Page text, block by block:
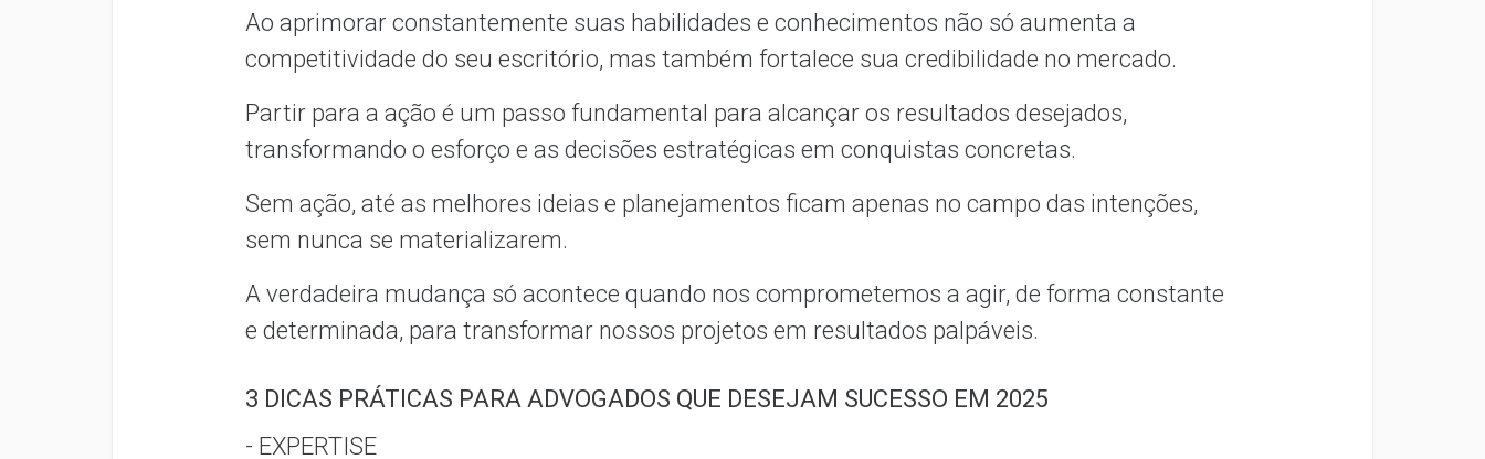
Ao aprimorar constantemente suas habilidades e conhecimentos não só aumenta a
competitividade do seu escritório, mas também fortalece sua credibilidade no mercado.
Partir para a ação é um passo fundamental para alcançar os resultados desejados,
transformando o esforço e as decisões estratégicas em conquistas concretas.
Sem ação, até as melhores ideias e planejamentos ficam apenas no campo das intenções,
sem nunca se materializarem.
A verdadeira mudança só acontece quando nos comprometemos a agir, de forma constante
e determinada, para transformar nossos projetos em resultados palpáveis.
3 DICAS PRÁTICAS PARA ADVOGADOS QUE DESEJAM SUCESSO EM 2025
- EXPERTISE